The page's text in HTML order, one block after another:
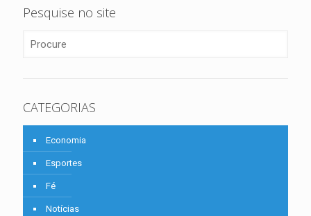
Pesquise no site
CATEGORIAS
Economia
Esportes
Fé
Notícias